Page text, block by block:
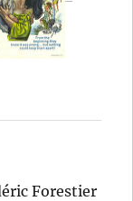
Forestier